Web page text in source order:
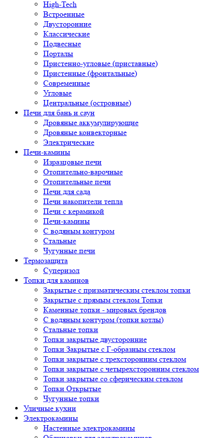
High-Tech
Встроенные
Двусторонние
Классические
Подвесные
Порталы
Пристенно-угловые (приставные)
Пристенные (фронтальные)
Современные
Угловые
Центральные (островные)
Печи для бань и саун
Дровяные аккумулирующие
Дровяные конвекторные
Электрические
Печи-камины
Изразцовые печи
Отопительно-варочные
Отопительные печи
Печи для сада
Печи накопители тепла
Печи с керамикой
Печи-камины
С водяным контуром
Стальные
Чугунные печи
Термозащита
Суперизол
Топки для каминов
Закрытые с призматическим стеклом топки
Закрытые с прямым стеклом Топки
Каменные топки - мировых брендов
С водяным контуром (топки котлы)
Стальные топки
Топки закрытые двусторонние
Топки Закрытые с Г-образным стеклом
Топки закрытые с трехсторонним стеклом
Топки закрытые с четырехсторонним стеклом
Топки закрытые со сферическим стеклом
Топки Открытые
Чугунные топки
Уличные кухни
Электрокамины
Настенные электрокамины